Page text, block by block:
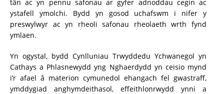
tân ac yn pennu safonau ar gyfer adnoddau cegin ac
ystafell ymolchi. Bydd yn gosod uchafswm i nifer y
preswylwyr ac yn rheoli safonau rheolaeth wrth fynd
ymlaen.
Yn ogystal, bydd Cynlluniau Trwyddedu Ychwanegol yn
Cathays a Phlasnewydd yng Nghaerdydd yn ceisio mynd
i’r afael â materion cymunedol ehangach fel gwastraff,
ymddygiad anghymdeithasol, effeithlonrwydd ynni a